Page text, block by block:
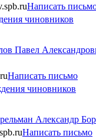
Написать
чиновников
Павел
Написать письмо
чиновников
Александр
Написать письмо